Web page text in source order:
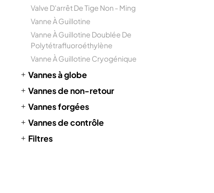
Valve D'arrêt De Tige Non - Ming
Vanne À Guillotine
Vanne À Guillotine Doublée De
Polytétrafluoroéthylène
Vanne À Guillotine Cryogénique
Vannes à globe
Vannes de non-retour
Vannes forgées
Vannes de contrôle
Filtres